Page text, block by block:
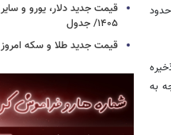
دلار دلار ذخیره
به
۱۴۰۵/ جدول
قیمت جدید طلا و سکه امروز ۱۶ مردادماه ۱۴۰۵/ جدول